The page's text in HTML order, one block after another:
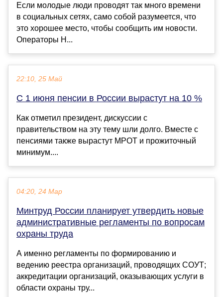
Если молодые люди проводят так много времени
в социальных сетях, само собой разумеется, что
это хорошее место, чтобы сообщить им новости.
Операторы Н...
22:10, 25 Май
С 1 июня пенсии в России вырастут на 10 %
Как отметил президент, дискуссии с
правительством на эту тему шли долго. Вместе с
пенсиями также вырастут МРОТ и прожиточный
минимум....
04:20, 24 Мар
Минтруд России планирует утвердить новые
административные регламенты по вопросам
охраны труда
А именно регламенты по формированию и
ведению реестра организаций, проводящих СОУТ;
аккредитации организаций, оказывающих услуги в
области охраны тру...